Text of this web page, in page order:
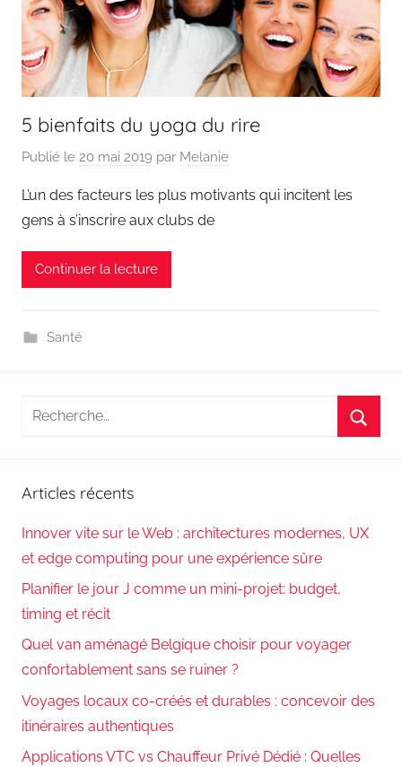
5 bienfaits du yoga du rire
Publié le 20 mai 2019 par Melanie
L’un des facteurs les plus motivants qui incitent les
gens à s’inscrire aux clubs de
Continuer la lecture
Santé
Recherche
Articles récents
Innover vite sur le Web : architectures modernes, UX
et edge computing pour une expérience sûre
Planifier le jour J comme un mini-projet: budget,
timing et récit
Quel van aménagé Belgique choisir pour voyager
confortablement sans se ruiner ?
Voyages locaux co-créés et durables : concevoir des
itinéraires authentiques
Applications VTC vs Chauffeur Privé Dédié : Quelles